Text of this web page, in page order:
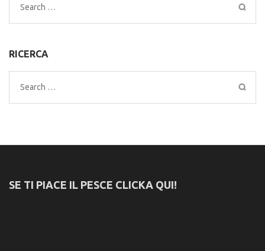
Search
RICERCA
Search
SE TI PIACE IL PESCE CLICKA QUI!